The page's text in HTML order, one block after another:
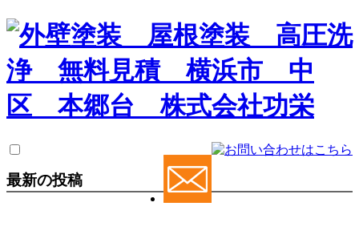
最新の投稿